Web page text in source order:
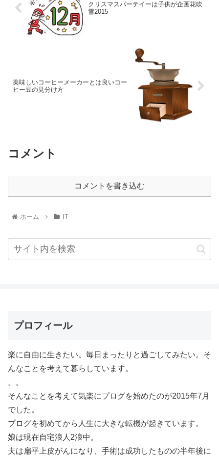
クリスマスパーテイーは子供が企画花吹
雪2015
美味しいコーヒーメーカーとは良いコー
ヒー豆の見分け方
コメント
コメントを書き込む
ホーム IT
プロフィール
楽に自由に生きたい。毎日まったりと過ごしてみたい。そ
んなことを考えて暮らしています。
。。
そんなことを考えて気楽にプログを始めたのが2015年7月
でした。
プログを初めてから人生に大きな転機が起きています。
娘は現在自宅浪人2浪中。
夫は扁平上皮がんになり、手術は成功したものの半年後に